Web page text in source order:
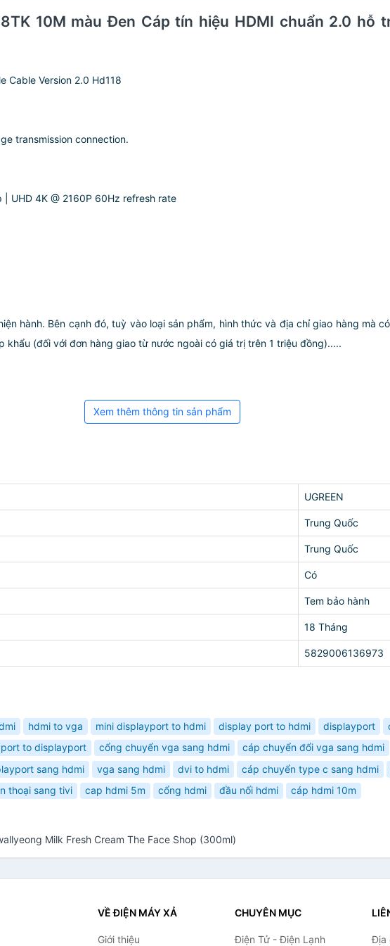
10M màu Đen Cáp tín hiệu HDMI chuẩn 2.0 hỗ
Cable Version 2.0 Hd118
transmission connection.
UHD 4K @ 2160P 60Hz refresh rate
hành. Bên cạnh đó, tuỳ vào loại sản phẩm, hình thức và địa chỉ giao hàng mà
khẩu (đối với đơn hàng giao từ nước ngoài có giá trị trên 1 triệu đồng).....
Xem thêm thông tin sản phẩm
UGREEN
Trung Quốc
Trung Quốc
Có
Tem bảo hành
18 Tháng
5829006136973
hdmi to vga mini displayport to hdmi display port to hdmi displayport
to displayport cổng chuyển vga sang hdmi cáp chuyển đổi vga sang hdmi
sang hdmi vga sang hdmi dvi to hdmi cáp chuyển type c sang hdmi
thoại sang tivi cap hdmi 5m cổng hdmi đầu nối hdmi
cáp hdmi 10m
Milk Fresh Cream The Face Shop (300ml)
VỀ ĐIỆN MÁY XẢ
Giới thiệu
CHUYÊN MỤC
Điện Tử - Điện Lạnh Địa